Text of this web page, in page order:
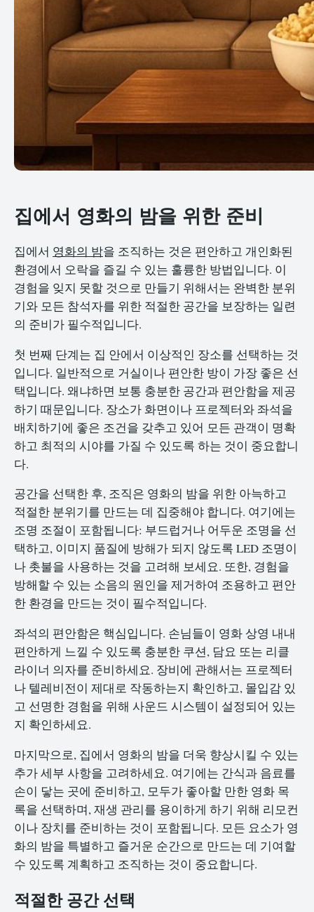
집에서 영화의 밤을 위한 준비
집에서 영화의 밤을 조직하는 것은 편안하고 개인화된
환경에서 오락을 즐길 수 있는 훌륭한 방법입니다. 이
경험을 잊지 못할 것으로 만들기 위해서는 완벽한 분위
기와 모든 참석자를 위한 적절한 공간을 보장하는 일련
의 준비가 필수적입니다.
첫 번째 단계는 집 안에서 이상적인 장소를 선택하는 것
입니다. 일반적으로 거실이나 편안한 방이 가장 좋은 선
택입니다. 왜냐하면 보통 충분한 공간과 편안함을 제공
하기 때문입니다. 장소가 화면이나 프로젝터와 좌석을
배치하기에 좋은 조건을 갖추고 있어 모든 관객이 명확
하고 최적의 시야를 가질 수 있도록 하는 것이 중요합니
다.
공간을 선택한 후, 조직은 영화의 밤을 위한 아늑하고
적절한 분위기를 만드는 데 집중해야 합니다. 여기에는
조명 조절이 포함됩니다: 부드럽거나 어두운 조명을 선
택하고, 이미지 품질에 방해가 되지 않도록 LED 조명이
나 촛불을 사용하는 것을 고려해 보세요. 또한, 경험을
방해할 수 있는 소음의 원인을 제거하여 조용하고 편안
한 환경을 만드는 것이 필수적입니다.
좌석의 편안함은 핵심입니다. 손님들이 영화 상영 내내
편안하게 느낄 수 있도록 충분한 쿠션, 담요 또는 리클
라이너 의자를 준비하세요. 장비에 관해서는 프로젝터
나 텔레비전이 제대로 작동하는지 확인하고, 몰입감 있
고 선명한 경험을 위해 사운드 시스템이 설정되어 있는
지 확인하세요.
마지막으로, 집에서 영화의 밤을 더욱 향상시킬 수 있는
추가 세부 사항을 고려하세요. 여기에는 간식과 음료를
손이 닿는 곳에 준비하고, 모두가 좋아할 만한 영화 목
록을 선택하며, 재생 관리를 용이하게 하기 위해 리모컨
이나 장치를 준비하는 것이 포함됩니다. 모든 요소가 영
화의 밤을 특별하고 즐거운 순간으로 만드는 데 기여할
수 있도록 계획하고 조직하는 것이 중요합니다.
적절한 공간 선택